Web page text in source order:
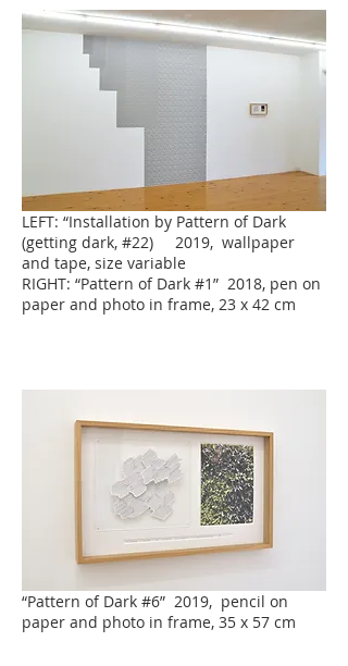
LEFT: “Installation by Pattern of Dark
(getting dark, #22) 2019, wallpaper
and tape, size variable
RIGHT: “Pattern of Dark #1” 2018, pen on
paper and photo in frame, 23 x 42 cm
“Pattern of Dark #6” 2019, pencil on
paper and photo in frame, 35 x 57 cm